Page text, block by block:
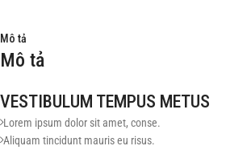
Mô tả
Mô tả
VESTIBULUM TEMPUS METUS
Lorem ipsum dolor sit amet, conse.
Aliquam tincidunt mauris eu risus.